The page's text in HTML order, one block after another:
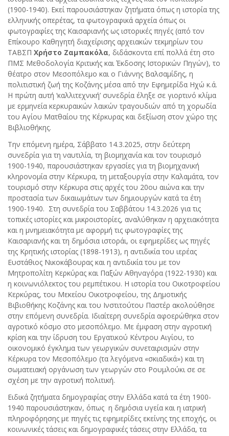
(1900-1940). Εκεί παρουσιάστηκαν ζητήματα όπως η ιστορία της
ελληνικής οπερέτας, τα φωτογραφικά αρχεία όπως οι
φωτογραφίες της Καισαριανής ως ιστορικές πηγές (από τον
Επίκουρο Καθηγητή διαχείρισης αρχειακών τεκμηρίων του
ΤΑΒΣΠ Χρήστο Ζαμπακόλα, διδάσκοντα επί πολλά έτη στο
ΠΜΣ Μεθοδολογία Κριτικής και Έκδοσης Ιστορικών Πηγών), το
θέατρο στον Μεσοπόλεμο και ο Γιάννης Βαλσαμίδης, η
πολιτιστική ζωή της Κοζάνης μέσα από την Εφημερίδα Ηχώ κ.ά.
Η πρώτη αυτή ‘καλλιτεχνική’ συνεδρία έληξε σε γιορτινό κλίμα
με ερμηνεία κερκυραικών λαικών τραγουδιών από τη χορωδία
του Αγίου Ματθαίου της Κέρκυρας και δεξίωση στον χώρο της
Βιβλιοθήκης.
Την επόμενη ημέρα, Σάββατο 14.3.2025, στην δεύτερη
συνεδρία για τη ναυτιλία, τη βιομηχανία και τον τουρισμό
1900-1940, παρουσιάστηκαν εργασίες για τη βιομηχανική
κληρονομία στην Κέρκυρα, τη μεταξουργία στην Καλαμάτα, τον
τουρισμό στην Κέρκυρα στις αρχές του 20ου αιώνα και την
προστασία των δικαιωμάτων των δημιουργών κατά τα έτη
1900-1940. Στη συνεδρία του Σαββάτου 14.3.2026 για τις
τοπικές ιστορίες και μικροιστορίες, αναλύθηκαν η αρχειακότητα
και η μνημειακότητα με αφορμή τις φωτογραφίες της
Καισαριανής και τη δημόσια ιστοράι, οι εφημερίδες ως πηγές
της Κρητικής ιστορίας (1898-1913), η αντιδικία του ιερέας
Ευστάθιος Νικοκάβουρας και η αντιδικία του με τον
Μητροπολίτη Κερκύρας και Παξών Αθηναγόρα (1922-1930) και
η κοινωνιόλεκτος του ρεμπέτικου. Η ιστορία του Οικοτροφείου
Κερκύρας, του Μεκείου Οικοτροφείου, της Δημοτικής
Βιβιοθήκης Κοζάνης και του Ινστιτούτου Παστέρ ακολούθησε
στην επόμενη συνεδρία. Ιδιαίτερη συνεδρία αφοερώθηκα στον
αγροτικό κόσμο στο μεσοπόλεμο. Με έμφαση στην αγροτική
κρίση και την ίδρυση του Εργατικού Κέντρου Αιγίου, το
οικονομικό έγκλημα των γεωργικών συνεταιρισμών στην
Κέρκυρα τον Μεσοπόλεμο (τα λεγόμενα «σκιαδικά») και τη
σωματειακή οργάνωση των γεωργών στο Ρουμλούκι σε σε
σχέση με την αγροτική πολιτική.
Ειδικά ζητήματα δημογραφίας στην Ελλάδα κατά τα έτη 1900-
1940 παρουσιάστηκαν, όπως η δημόσια υγεία και η ιατρική
πληροφόρησης με πηγές τις εφημερίδες εκείνης της εποχής, οι
κοινωνικές τάσεις και δημογραφικές τάσεις στην Ελλάδα, τα